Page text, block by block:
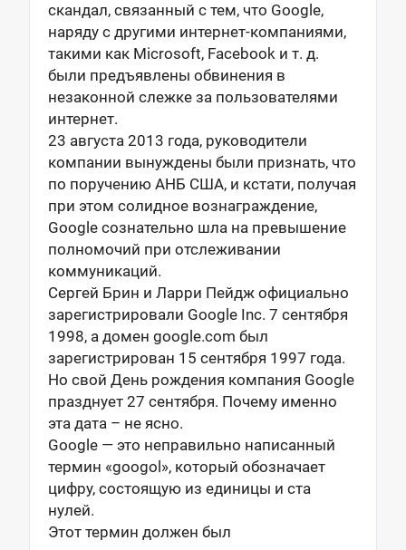
скандал, связанный с тем, что Google,
наряду с другими интернет-компаниями,
такими как Microsoft, Facebook и т. д.
были предъявлены обвинения в
незаконной слежке за пользователями
интернет.
23 августа 2013 года, руководители
компании вынуждены были признать, что
по поручению АНБ США, и кстати, получая
при этом солидное вознаграждение,
Google сознательно шла на превышение
полномочий при отслеживании
коммуникаций.
Сергей Брин и Ларри Пейдж официально
зарегистрировали Google Inc. 7 сентября
1998, а домен google.com был
зарегистрирован 15 сентября 1997 года.
Но свой День рождения компания Google
празднует 27 сентября. Почему именно
эта дата – не ясно.
Google — это неправильно написанный
термин «googol», который обозначает
цифру, состоящую из единицы и ста
нулей.
Этот термин должен был